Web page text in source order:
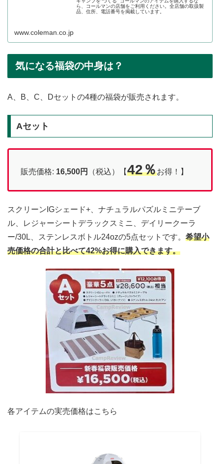
ら、コールマンの店舗をご利用ください。全店舗の取扱製
品、住所、電話番号を掲載しています。
www.coleman.co.jp
気になる福袋の中身は？
A、B、C、Dセットの4種の福袋が販売されます。
Aセット
販売価格: 16,500円 （税込）【42％お得！】
スクリーンIGシェード+、ナチュラルパズルミニテーブ
ル、レジャーシートデラックスミニ、デイリークーラ
ー/30L、ステンレスボトル24ozの5点セットです。 希望小
売価格の合計と比べて42%お得に購入できます。
各アイテムの実売価格はこちら